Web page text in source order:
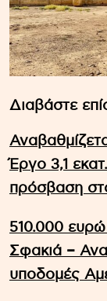
Διαβάστε
Έργο 3,1
πρόσβαση
510.000
Σφακιά –
υποδομές